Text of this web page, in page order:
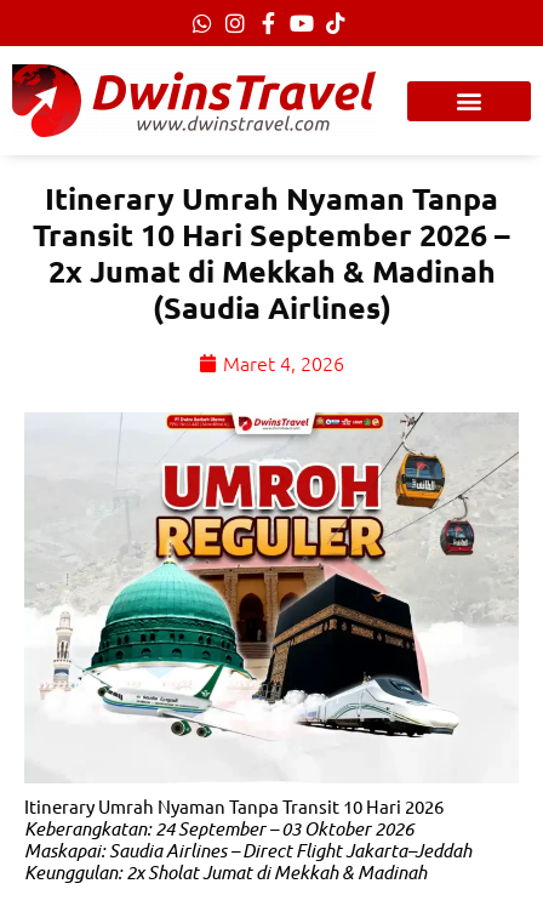
konten
Itinerary Umrah Nyaman Tanpa
Transit 10 Hari September 2026 –
2x Jumat di Mekkah & Madinah
(Saudia Airlines)
Maret 4, 2026
Itinerary Umrah Nyaman Tanpa Transit 10 Hari 2026
Keberangkatan: 24 September – 03 Oktober 2026
Maskapai: Saudia Airlines – Direct Flight Jakarta–Jeddah
Keunggulan: 2x Sholat Jumat di Mekkah & Madinah